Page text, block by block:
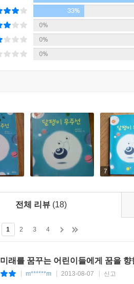
33%
0%
0%
0%
7
전체 리뷰 (18)
1 2 3 4
미래를 꿈꾸는 어린이들에게 꿈을
m******m 2013-08-07 신고